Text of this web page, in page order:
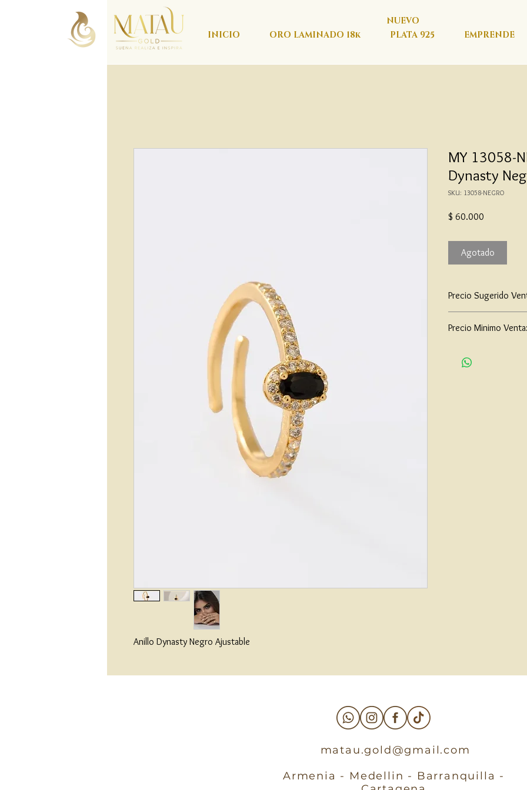
INICIO ORO LAMINADO 18k PLATA 925 EMPRENDE
NUEVO
Anillo Dynasty Negro Ajustable
MY 13058-
Dynasty
SKU: 13058-NEGRO
$ 60.000
Agotado
Precio Sugerido
Precio Minimo Venta:
matau.gold@gmail.com
Armenia - Medellin - Barranquilla -